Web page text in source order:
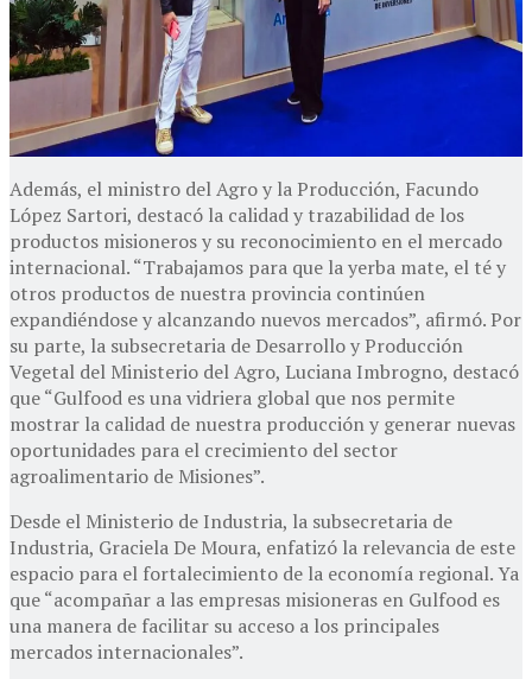
Además, el ministro del Agro y la Producción, Facundo
López Sartori, destacó la calidad y trazabilidad de los
productos misioneros y su reconocimiento en el mercado
internacional. “Trabajamos para que la yerba mate, el té y
otros productos de nuestra provincia continúen
expandiéndose y alcanzando nuevos mercados”, afirmó. Por
su parte, la subsecretaria de Desarrollo y Producción
Vegetal del Ministerio del Agro, Luciana Imbrogno, destacó
que “Gulfood es una vidriera global que nos permite
mostrar la calidad de nuestra producción y generar nuevas
oportunidades para el crecimiento del sector
agroalimentario de Misiones”.
Desde el Ministerio de Industria, la subsecretaria de
Industria, Graciela De Moura, enfatizó la relevancia de este
espacio para el fortalecimiento de la economía regional. Ya
que “acompañar a las empresas misioneras en Gulfood es
una manera de facilitar su acceso a los principales
mercados internacionales”.